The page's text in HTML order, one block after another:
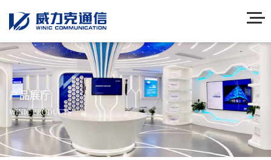
产品展厅
WINIC PRODUCTS